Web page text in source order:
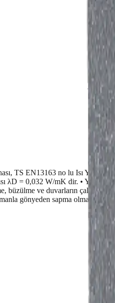
TS EN13163 no lu Isı Yalıtım
λD = 0,032 W/mK dir. • Yüksek
büzülme ve duvarların
gönyeden sapma olmaz.